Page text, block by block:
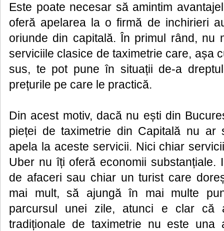
Este poate necesar să amintim
oferă apelarea la o firmă de inchirieri
oriunde din capitală. În primul rând, nu
serviciile clasice de taximetrie care, așa
sus, te pot pune în situații de-a
prețurile pe care le practică.
Din acest motiv, dacă nu ești din
pieței de taximetrie din Capitală nu ar
apela la aceste servicii. Nici chiar
Uber nu îți oferă economii substanțiale.
de afaceri sau chiar un turist care
mai mult, să ajungă în mai multe
parcursul unei zile, atunci e clar că
tradiționale de taximetrie nu este una